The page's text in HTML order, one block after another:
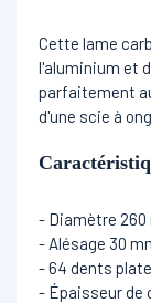
Cette lame
l'aluminium et
parfaitement
d'une scie à
- Diamètre 260
- Alésage 30
- 64 dents
- Épaisseur de